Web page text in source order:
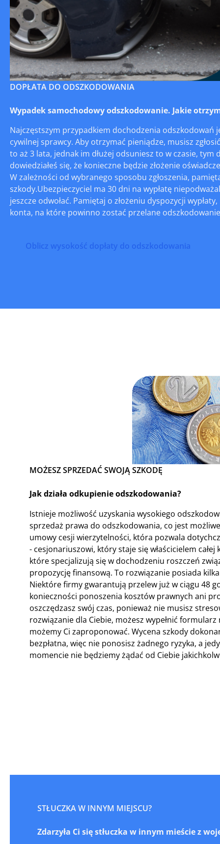
DOPŁATA DO ODSZKODOWANIA
Wypadek samochodowy odszkodowanie. Jakie
Najczęstszym przypadkiem dochodzenia
cywilnej sprawcy. Aby otrzymać pieniądze, musisz
to aż 3 lata, jednak im dłużej odsuniesz to w czasie, tym
dowiedziałeś się, że konieczne będzie złożenie
W zależności od wybranego sposobu zgłoszenia,
szkody.Ubezpieczyciel ma 30 dni na wypłatę
jeszcze odwołać. Pamiętaj o złożeniu dyspozycji
konta, na które powinno zostać przelane
Oblicz wysokość dopłaty do odszkodowania
MOŻESZ SPRZEDAĆ SWOJĄ SZKODĘ
Jak działa odkupienie odszkodowania?
Istnieje możliwość uzyskania wysokiego
sprzedaż prawa do odszkodowania, co jest
umowy cesji wierzytelności, która pozwala
- cesjonariuszowi, który staje się właścicielem
które specjalizują się w dochodzeniu roszczeń
propozycję finansową. To rozwiązanie posiada
Niektóre firmy gwarantują przelew już w ciągu 48
konieczności ponoszenia kosztów prawnych ani
oszczędzasz swój czas, ponieważ nie musisz
rozwiązanie dla Ciebie, możesz wypełnić
możemy Ci zaproponować. Wycena szkody
bezpłatna, więc nie ponosisz żadnego ryzyka, a
momencie nie będziemy żądać od Ciebie
STŁUCZKA W INNYM MIEJSCU?
Zdarzyła Ci się stłuczka w innym mieście z